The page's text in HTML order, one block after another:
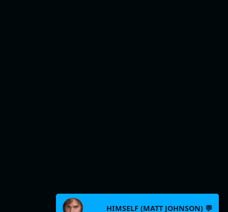
HIMSELF (MATT JOHNSON) 💬